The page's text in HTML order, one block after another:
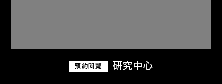
預約閱覽 研究中心
關於M+藏品
探索世界頂級的二十及二十一世紀視覺